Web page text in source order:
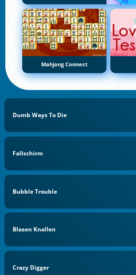
Mahjong Connect
Dumb Ways To Die
Fallschirm
Bubble Trouble
Blasen Knallen
Crazy Digger